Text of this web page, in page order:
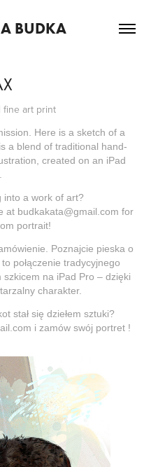
BUDKA
fine art print
Here is a sketch of a
a blend of traditional hand-
created on an iPad
into a work of art?
at budkakata@gmail.com for
portrait!
Poznajcie pieska o
połączenie tradycyjnego
na iPad Pro – dzięki
charakter.
stał się dziełem sztuki?
i zamów swój portret !